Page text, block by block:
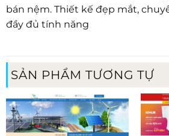
bán nệm. Thiết kế đẹp mắt,
đầy đủ tính năng
SẢN PHẨM TƯƠNG TỰ